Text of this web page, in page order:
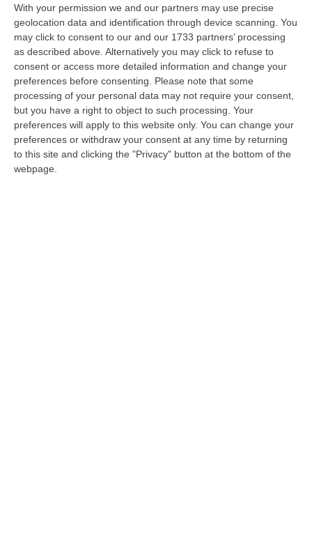
With your permission we and our partners may use precise
geolocation data and identification through device scanning. You
may click to consent to our and our 1733 partners’ processing
as described above. Alternatively you may click to refuse to
consent or access more detailed information and change your
preferences before consenting.
Please note that some
processing of your personal data may not require your consent,
but you have a right to object to such processing. Your
preferences will apply to this website only. You can change your
preferences or withdraw your consent at any time by returning
to this site and clicking the "Privacy" button at the bottom of the
webpage.
accontentano della presidenza del Consiglio,
vogliono lo scranno più prestigioso del
Palazzo più importante della loro città».
Il ragionamento non farebbe una piega se
non fosse che si tratta forse della
candidatura più anticipata della storia
repubblicana: di solito i nomi si bruciano
almeno un paio di mesi prima della tornata
elettorale. E invece Incarnato viaggia con due